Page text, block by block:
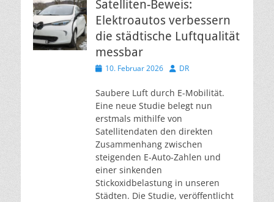
Satelliten-Beweis:
Elektroautos verbessern
die städtische Luftqualität
messbar
Veröffentlicht
10. Februar 2026 Autor
DR
Saubere Luft durch E-Mobilität.
Eine neue Studie belegt nun
erstmals mithilfe von
Satellitendaten den direkten
Zusammenhang zwischen
steigenden E-Auto-Zahlen und
einer sinkenden
Stickoxidbelastung in unseren
Städten. Die Studie, veröffentlicht